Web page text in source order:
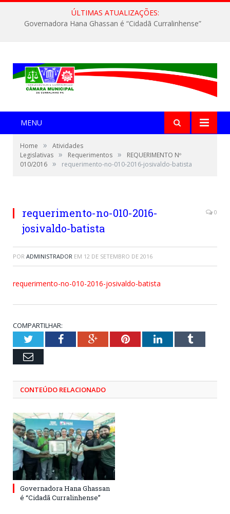
ÚLTIMAS ATUALIZAÇÕES:
Governadora Hana Ghassan é “Cidadã Curralinhense”
MENU
Home »
Atividades
Legislativas » Requerimentos »
REQUERIMENTO Nº
010/2016 » requerimento-no-010-2016-josivaldo-batista
requerimento-no-010-2016-
josivaldo-batista
0
POR ADMINISTRADOR EM 12 DE SETEMBRO DE 2016
requerimento-no-010-2016-josivaldo-batista
COMPARTILHAR:
TwitterFacebookGoogle+PinterestLinkedInTumblr
Email
CONTEÚDO RELACIONADO
Governadora Hana Ghassan
é “Cidadã Curralinhense”